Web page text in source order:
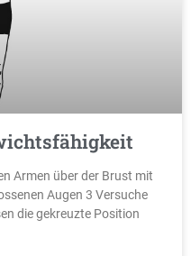
Armen über der Brust mit
Augen 3 Versuche
die gekreuzte Position